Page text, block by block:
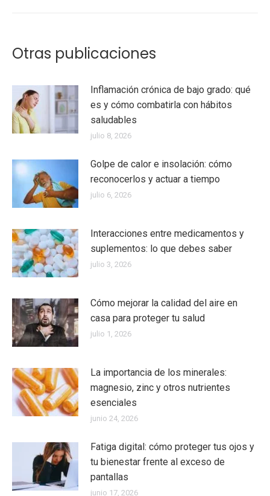
Otras publicaciones
Inflamación crónica de bajo grado: qué
es y cómo combatirla con hábitos
saludables
julio 8, 2026
Golpe de calor e insolación: cómo
reconocerlos y actuar a tiempo
julio 6, 2026
Interacciones entre medicamentos y
suplementos: lo que debes saber
julio 3, 2026
Cómo mejorar la calidad del aire en
casa para proteger tu salud
julio 1, 2026
La importancia de los minerales:
magnesio, zinc y otros nutrientes
esenciales
junio 24, 2026
Fatiga digital: cómo proteger tus ojos y
tu bienestar frente al exceso de
pantallas
junio 17, 2026